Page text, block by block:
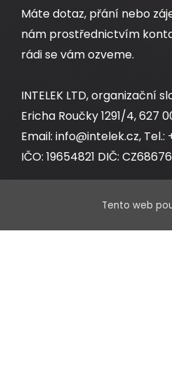
Máte dotaz, přání nebo
nám prostřednictvím
rádi se vám ozveme.
INTELEK LTD, organizační
Ericha Roučky 1291/4, 627
Email: info@intelek.cz, Tel.:
IČO: 19654821 DIČ:
Tento web